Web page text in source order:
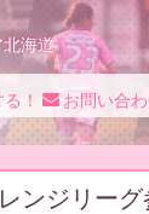
海道
！ お問い合
ンジリー